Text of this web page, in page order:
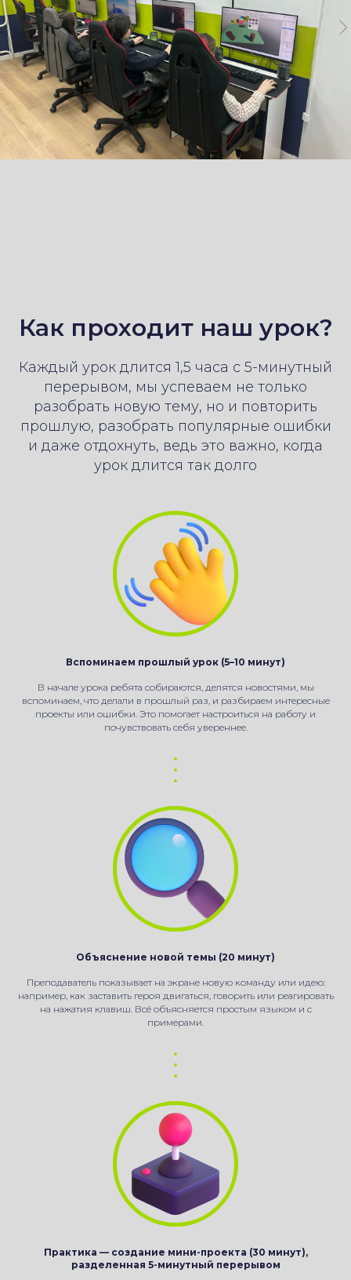
Как проходит наш урок?
Каждый урок длится 1,5 часа с 5-минутный
перерывом, мы успеваем не только
разобрать новую тему, но и повторить
прошлую, разобрать популярные ошибки
и даже отдохнуть, ведь это важно, когда
урок длится так долго
Вспоминаем прошлый урок (5–10 минут)
В начале урока ребята собираются, делятся новостями, мы
вспоминаем, что делали в прошлый раз, и разбираем интересные
проекты или ошибки. Это помогает настроиться на работу и
почувствовать себя увереннее.
Объяснение новой темы (20 минут)
Преподаватель показывает на экране новую команду или идею:
например, как заставить героя двигаться, говорить или реагировать
на нажатия клавиш. Всё объясняется простым языком и с
примерами.
Практика — создание мини-проекта (30 минут),
разделенная 5-минутный перерывом